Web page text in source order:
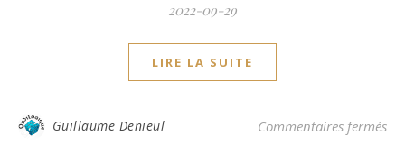
2022-09-29
LIRE LA SUITE
Guillaume Denieul Commentaires fermés